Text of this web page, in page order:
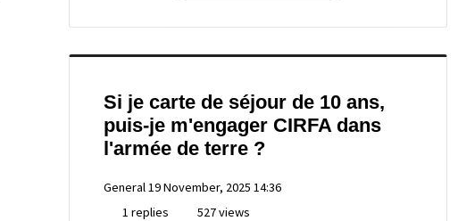
Si je carte de séjour de 10 ans,
puis-je m'engager CIRFA dans
l'armée de terre ?
General19 November, 2025 14:36
1 replies
527 views